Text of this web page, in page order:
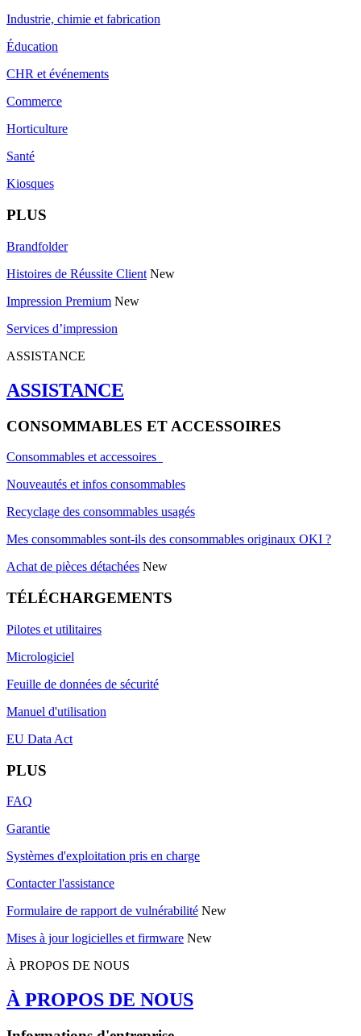
Industrie, chimie et fabrication
Éducation
CHR et événements
Commerce
Horticulture
Santé
Kiosques
PLUS
Brandfolder
Histoires de Réussite Client New
Impression Premium New
Services d’impression
ASSISTANCE
ASSISTANCE
CONSOMMABLES ET ACCESSOIRES
Consommables et accessoires
Nouveautés et infos consommables
Recyclage des consommables usagés
Mes consommables sont-ils des consommables originaux OKI ?
Achat de pièces détachées New
TÉLÉCHARGEMENTS
Pilotes et utilitaires
Micrologiciel
Feuille de données de sécurité
Manuel d'utilisation
EU Data Act
PLUS
FAQ
Garantie
Systèmes d'exploitation pris en charge
Contacter l'assistance
Formulaire de rapport de vulnérabilité New
Mises à jour logicielles et firmware New
À PROPOS DE NOUS
À PROPOS DE NOUS